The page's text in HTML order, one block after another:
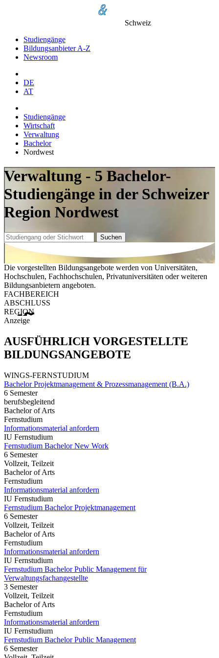
Schweiz
Studiengänge
Bildungsanbieter A-Z
Newsroom
DE
AT
Studiengänge
Wirtschaft
Verwaltung
Bachelor
Nordwest
Verwaltung - 5 Bachelor-
Studiengänge in der Schweizer
Region Nordwest
Suchen
Die vorgestellten Bildungsangebote werden von Universitäten,
Hochschulen, Fachhochschulen, Privatuniversitäten oder weiteren
Bildungsanbietern angeboten.
FACHBEREICH
ABSCHLUSS
REGION
Anzeige
AUSFÜHRLICH VORGESTELLTE
BILDUNGSANGEBOTE
WINGS-FERNSTUDIUM
Bachelor Projektmanagement & Prozessmanagement (B.A.)
6 Semester
berufsbegleitend
Bachelor of Arts
Fernstudium
Informationsmaterial anfordern
IU Fernstudium
Fernstudium Bachelor New Work
6 Semester
Vollzeit, Teilzeit
Bachelor of Arts
Fernstudium
Informationsmaterial anfordern
IU Fernstudium
Fernstudium Bachelor Projektmanagement
6 Semester
Vollzeit, Teilzeit
Bachelor of Arts
Fernstudium
Informationsmaterial anfordern
IU Fernstudium
Fernstudium Bachelor Public Management für
Verwaltungsfachangestellte
3 Semester
Vollzeit, Teilzeit
Bachelor of Arts
Fernstudium
Informationsmaterial anfordern
IU Fernstudium
Fernstudium Bachelor Public Management
6 Semester